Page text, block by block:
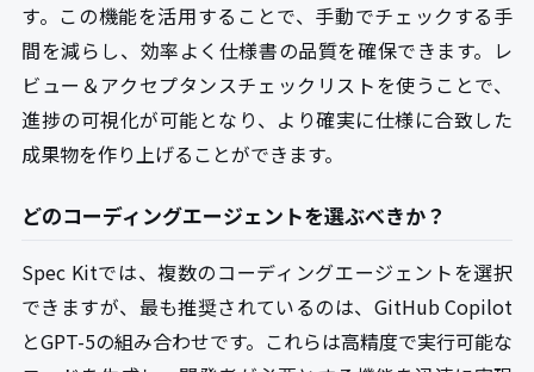
す。この機能を活用することで、手動でチェックする手
間を減らし、効率よく仕様書の品質を確保できます。レ
ビュー＆アクセプタンスチェックリストを使うことで、
進捗の可視化が可能となり、より確実に仕様に合致した
成果物を作り上げることができます。
どのコーディングエージェントを選ぶべきか？
Spec Kitでは、複数のコーディングエージェントを選択
できますが、最も推奨されているのは、GitHub Copilot
とGPT-5の組み合わせです。これらは高精度で実行可能な